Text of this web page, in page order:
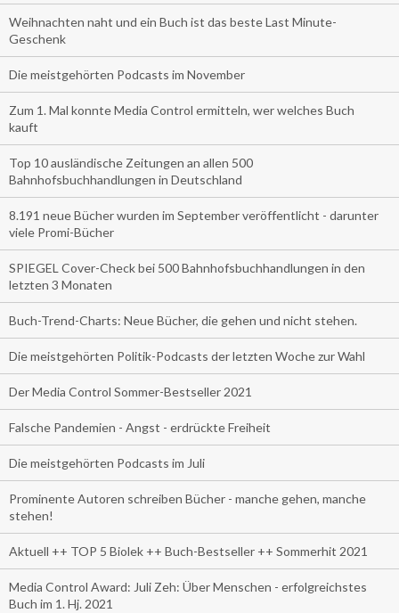
Weihnachten naht und ein Buch ist das beste Last Minute-
Geschenk
Die meistgehörten Podcasts im November
Zum 1. Mal konnte Media Control ermitteln, wer welches Buch
kauft
Top 10 ausländische Zeitungen an allen 500
Bahnhofsbuchhandlungen in Deutschland
8.191 neue Bücher wurden im September veröffentlicht - darunter
viele Promi-Bücher
SPIEGEL Cover-Check bei 500 Bahnhofsbuchhandlungen in den
letzten 3 Monaten
Buch-Trend-Charts: Neue Bücher, die gehen und nicht stehen.
Die meistgehörten Politik-Podcasts der letzten Woche zur Wahl
Der Media Control Sommer-Bestseller 2021
Falsche Pandemien - Angst - erdrückte Freiheit
Die meistgehörten Podcasts im Juli
Prominente Autoren schreiben Bücher - manche gehen, manche
stehen!
Aktuell ++ TOP 5 Biolek ++ Buch-Bestseller ++ Sommerhit 2021
Media Control Award: Juli Zeh: Über Menschen - erfolgreichstes
Buch im 1. Hj. 2021